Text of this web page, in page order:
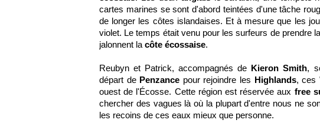
cartes marines se sont d'abord teintées d'une tâche
de longer les côtes islandaises. Et à mesure que les
violet. Le temps était venu pour les surfeurs de prendre
jalonnent la côte écossaise.
Reubyn et Patrick, accompagnés de Kieron Smith,
départ de Penzance pour rejoindre les Highlands, ces
ouest de l'Écosse. Cette région est réservée aux free
chercher des vagues là où la plupart d'entre nous ne
les recoins de ces eaux mieux que personne.